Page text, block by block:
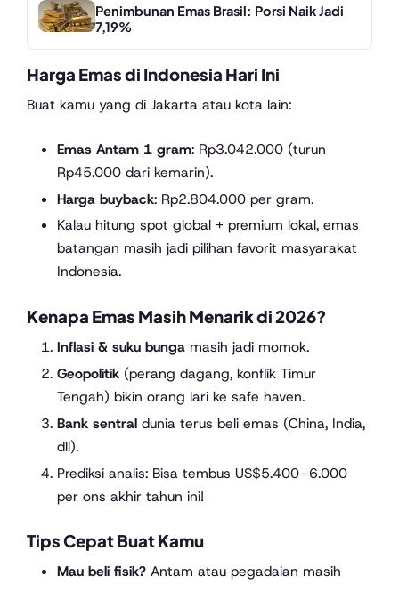
Penimbunan Emas Brasil: Porsi Naik Jadi
7,19%
Harga Emas di Indonesia Hari Ini
Buat kamu yang di Jakarta atau kota lain:
Emas Antam 1 gram: Rp3.042.000 (turun
Rp45.000 dari kemarin).
Harga buyback: Rp2.804.000 per gram.
Kalau hitung spot global + premium lokal, emas
batangan masih jadi pilihan favorit masyarakat
Indonesia.
Kenapa Emas Masih Menarik di 2026?
Inflasi & suku bungamasih jadi momok.
Geopolitik(perang dagang, konflik Timur
Tengah) bikin orang lari ke safe haven.
Bank sentraldunia terus beli emas (China, India,
dll).
Prediksi analis: Bisa tembus US$5.400–6.000
per ons akhir tahun ini!
Tips Cepat Buat Kamu
Mau beli fisik?Antam atau pegadaian masih